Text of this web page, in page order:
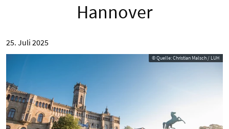
Hannover
25. Juli 2025
© Quelle: Christian Malsch / LUH